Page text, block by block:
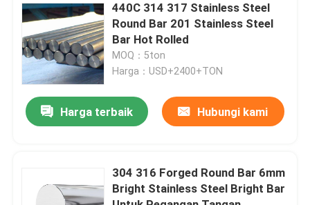
Kontrol Kualitas
Hubungi Kami
Berita
Lembaran Baja Tahan Karat 304
440C 314 317 Stainless Steel
Round Bar 201 Stainless Steel
Bar Hot Rolled
MOQ：5ton
Harga：USD+2400+TON
Harga terbaik Hubungi kami
304 316 Forged Round Bar 6mm
Bright Stainless Steel Bright Bar